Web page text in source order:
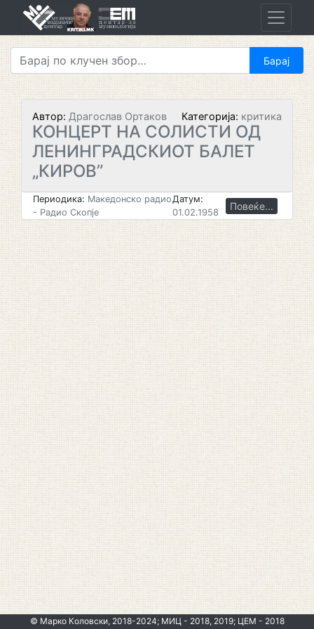
Автор: Драгослав Ортаков Категорија: критика
КОНЦЕРТ НА СОЛИСТИ ОД
ЛЕНИНГРАДСКИОТ БАЛЕТ
„КИРОВ”
Периодика: Македонско радио
- Радио Скопје
Датум:
01.02.1958
Повеќе...
© Марко Коловски, 2018-2024; МИЦ - 2018, 2019; ЦЕМ - 2018